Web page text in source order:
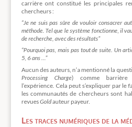
carrière ont constitué les principales
chercheurs :
“Je ne suis pas sûre de vouloir consacrer
méthode. Tel que le système fonctionne, il
de recherche, avec des résultats”
“Pourquoi pas, mais pas tout de suite. Un
5, 6 ans …”
Aucun des auteurs, n’a mentionné la
Processing Charge) comme barrière
l’expérience. Cela peut s’expliquer par le
les communautés de chercheurs sont
revuesGoldauteur payeur.
Les traces numériques de la